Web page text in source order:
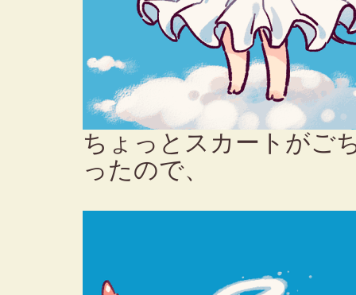
ちょっとスカートがご
ったので、